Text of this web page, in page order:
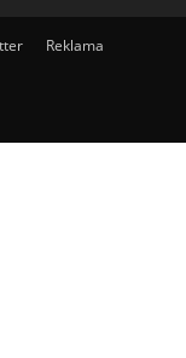
Reklama